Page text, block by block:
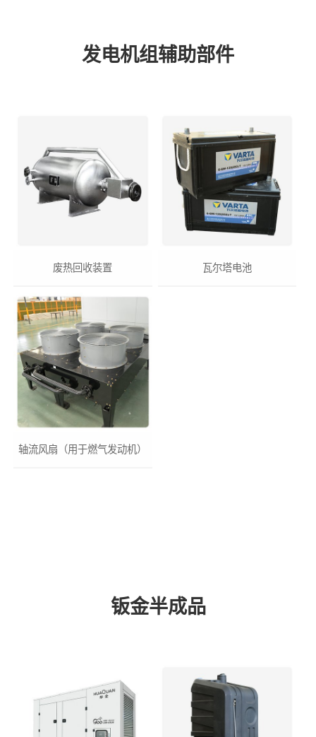
发电机组辅助部件
废热回收装置 瓦尔塔电池
轴流风扇（用于燃气发动机）
钣金半成品